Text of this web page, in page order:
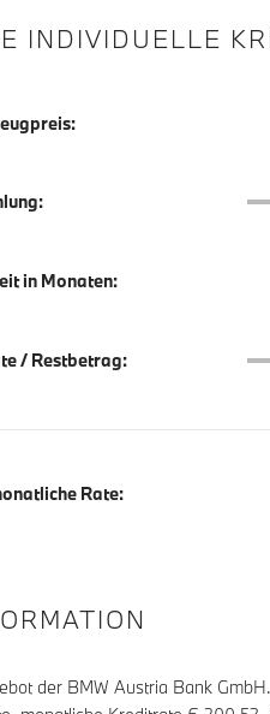
INDIVIDUELLE
in Monaten:
/ Restbetrag:
Rate:
der BMW Austria Bank